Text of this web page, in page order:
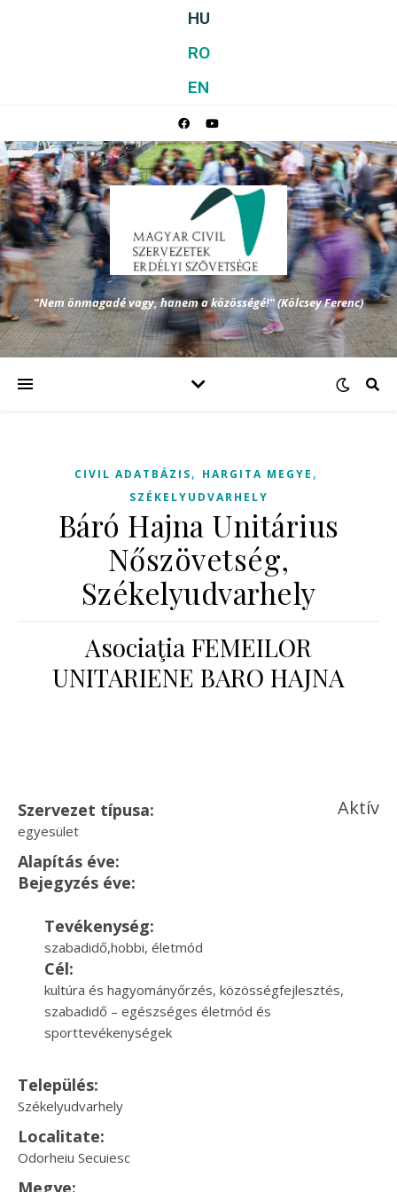
HU
RO
EN
"Nem önmagadé vagy, hanem a közösségé!" (Kölcsey Ferenc)
CIVIL ADATBÁZIS, HARGITA MEGYE ,
SZÉKELYUDVARHELY
Báró Hajna Unitárius
Nőszövetség,
Székelyudvarhely
Asociaţia FEMEILOR
UNITARIENE BARO HAJNA
Szervezet típusa:
egyesület
Aktív
Alapítás éve:
Bejegyzés éve:
Tevékenység:
szabadidő,hobbi, életmód
Cél:
kultúra és hagyományőrzés, közösségfejlesztés,
szabadidő – egészséges életmód és
sporttevékenységek
Település:
Székelyudvarhely
Localitate:
Odorheiu Secuiesc
Megye: